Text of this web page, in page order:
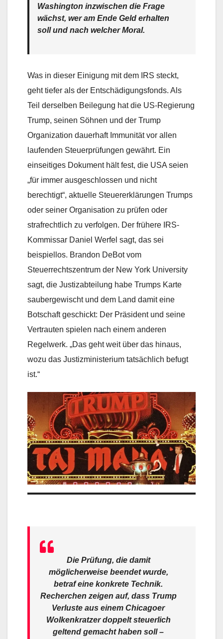
Washington inzwischen die Frage
wächst, wer am Ende Geld erhalten
soll und nach welcher Moral.
Was in dieser Einigung mit dem IRS steckt,
geht tiefer als der Entschädigungsfonds. Als
Teil derselben Beilegung hat die US-Regierung
Trump, seinen Söhnen und der Trump
Organization dauerhaft Immunität vor allen
laufenden Steuerprüfungen gewährt. Ein
einseitiges Dokument hält fest, die USA seien
„für immer ausgeschlossen und nicht
berechtigt“, aktuelle Steuererklärungen Trumps
oder seiner Organisation zu prüfen oder
strafrechtlich zu verfolgen. Der frühere IRS-
Kommissar Daniel Werfel sagt, das sei
beispiellos. Brandon DeBot vom
Steuerrechtszentrum der New York University
sagt, die Justizabteilung habe Trumps Karte
saubergewischt und dem Land damit eine
Botschaft geschickt: Der Präsident und seine
Vertrauten spielen nach einem anderen
Regelwerk. „Das geht weit über das hinaus,
wozu das Justizministerium tatsächlich befugt
ist.“
Die Prüfung, die damit
möglicherweise beendet wurde,
betraf eine konkrete Technik.
Recherchen zeigen auf, dass Trump
Verluste aus einem Chicagoer
Wolkenkratzer doppelt steuerlich
geltend gemacht haben soll –